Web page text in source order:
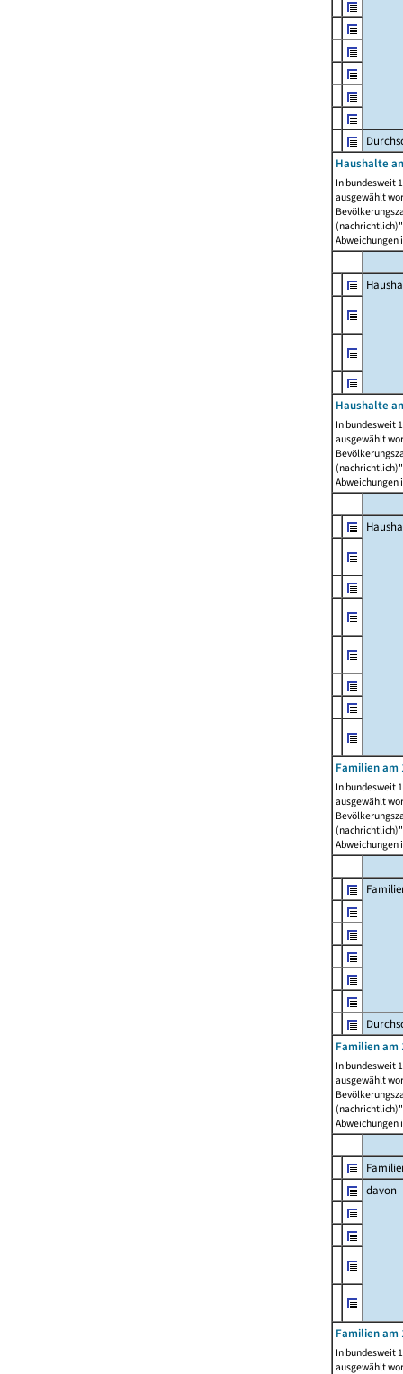
Haushalte
In bundesweit
ausgewählt
Abweichungen
Haushalte
In bundesweit
ausgewählt
Abweichungen
Familien am
In bundesweit
ausgewählt
Abweichungen
Familien am
In bundesweit
ausgewählt
Abweichungen
davon
Familien am
In bundesweit
ausgewählt